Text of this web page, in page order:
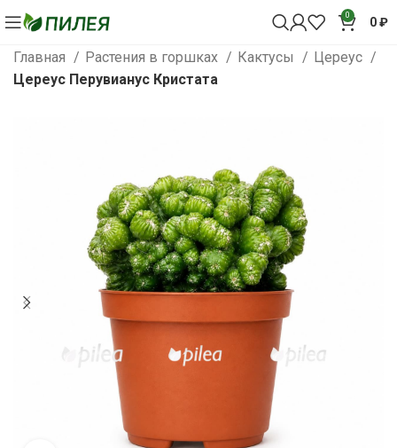
0 0₽
Главная Растения в горшках Кактусы
Цереус
Цереус Перувианус Кристата